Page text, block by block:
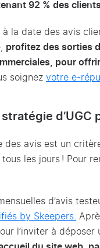
92 % des
la date des avis
profitez des sorties
pour
soignez votre e-
d’UGC
avis est un
les jours ! Pour
d’avis
by Skeepers.
l’inviter à